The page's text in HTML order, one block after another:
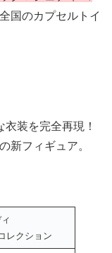
国のカプセルトイ
装を完全再現！
新フィギュア。
ィ
レクション